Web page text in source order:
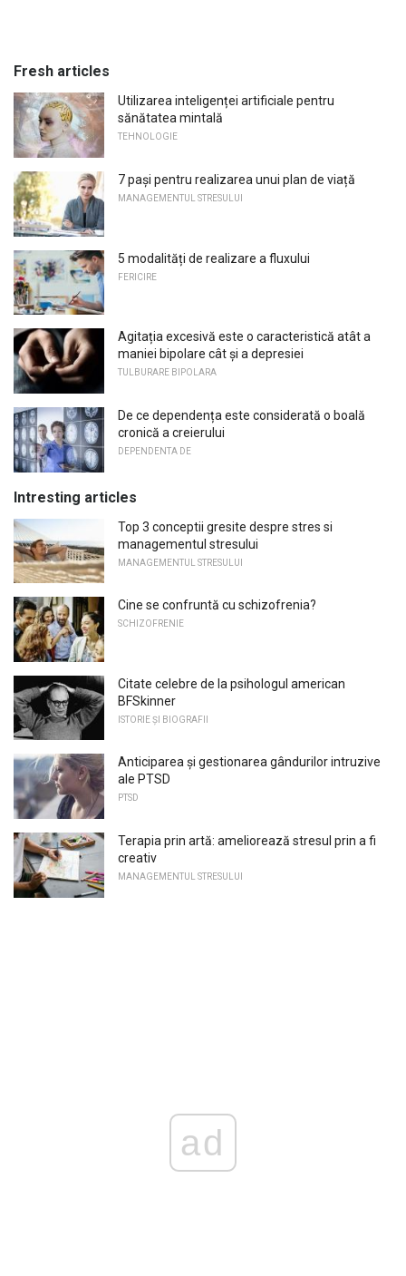
Fresh articles
Utilizarea inteligenței artificiale pentru
sănătatea mintală
TEHNOLOGIE
7 pași pentru realizarea unui plan de viață
MANAGEMENTUL STRESULUI
5 modalități de realizare a fluxului
FERICIRE
Agitația excesivă este o caracteristică atât a
maniei bipolare cât și a depresiei
TULBURARE BIPOLARA
De ce dependența este considerată o boală
cronică a creierului
DEPENDENTA DE
Intresting articles
Top 3 conceptii gresite despre stres si
managementul stresului
MANAGEMENTUL STRESULUI
Cine se confruntă cu schizofrenia?
SCHIZOFRENIE
Citate celebre de la psihologul american
BFSkinner
ISTORIE ȘI BIOGRAFII
Anticiparea și gestionarea gândurilor intruzive
ale PTSD
PTSD
Terapia prin artă: ameliorează stresul prin a fi
creativ
MANAGEMENTUL STRESULUI
ad